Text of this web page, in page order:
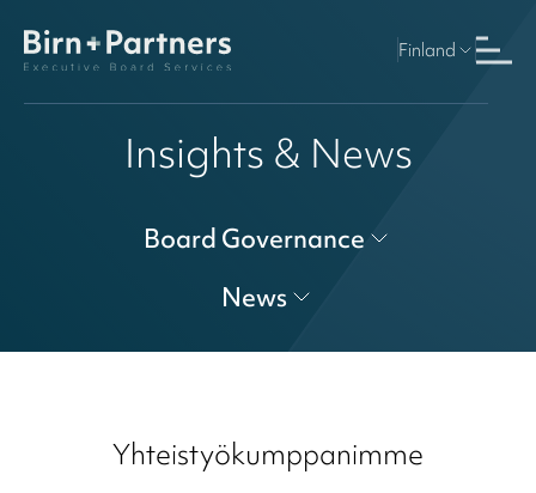
Finland
Insights & News
Board Governance
News
Yhteistyökumppanimme